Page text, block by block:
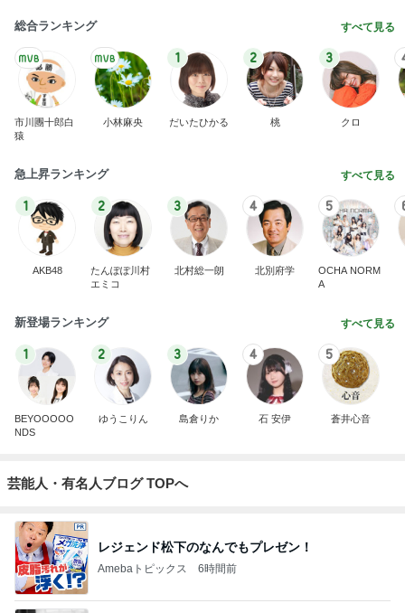
総合ランキング すべて見る
市川團十郎白
猿
小林麻央
1
だいたひかる
2
桃
3
クロ
急上昇ランキング すべて見る
1
AKB48
2
たんぽぽ川村
エミコ
3
北村総一朗
4
北別府学
5
OCHA NORM
A
新登場ランキング すべて見る
1
BEYOOOOO
NDS
2
ゆうこりん
3
島倉りか
4
石 安伊
5
蒼井心音
芸能人・有名人ブログ TOPへ
レジェンド松下のなんでもプレゼン！
Amebaトピックス 6時間前